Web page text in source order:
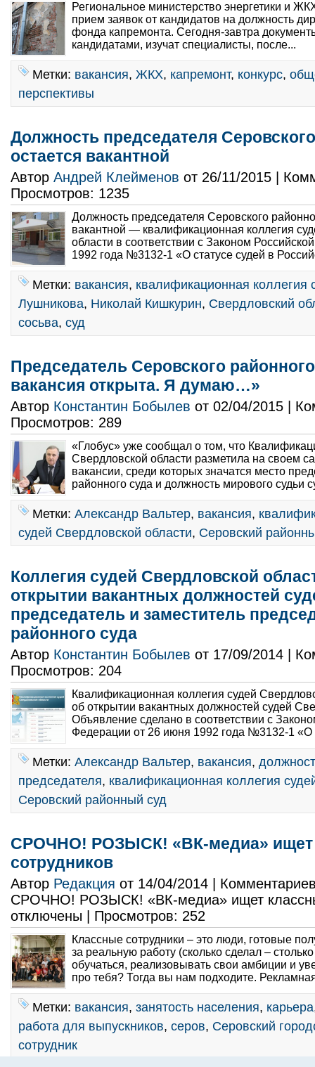
Региональное министерство энергетики и
прием заявок от кандидатов на должность
фонда капремонта. Сегодня-завтра
кандидатами, изучат специалисты, после...
Метки: вакансия, ЖКХ, капремонт, конкурс,
перспективы
Должность председателя
остается вакантной
Автор Андрей Клейменов от 26/11/2015 |
Просмотров: 1235
Должность председателя Серовского
вакантной — квалификационная коллегия
области в соответствии с Законом
1992 года №3132-1 «О статусе судей в
Метки: вакансия, квалификационная коллегия
Лушникова, Николай Кишкурин, Свердловский
сосьва, суд
Председатель Серовского
вакансия открыта. Я думаю…»
Автор Константин Бобылев от 02/04/2015 |
Просмотров: 289
«Глобус» уже сообщал о том, что
Свердловской области разметила на своем
вакансии, среди которых значатся место
районного суда и должность мирового судьи
Метки: Александр Вальтер, вакансия,
судей Свердловской области, Серовский
Коллегия судей Свердловской
открытии вакантных должностей
председатель и заместитель
районного суда
Автор Константин Бобылев от 17/09/2014 |
Просмотров: 204
Квалификационная коллегия судей
об открытии вакантных должностей судей
Объявление сделано в соответствии с
Федерации от 26 июня 1992 года №3132-1 «О
Метки: Александр Вальтер, вакансия,
председателя, квалификационная коллегия
Серовский районный суд
СРОЧНО! РОЗЫСК! «ВК-медиа» ищет
сотрудников
Автор Редакция от 14/04/2014 |
СРОЧНО! РОЗЫСК! «ВК-медиа» ищет
отключены | Просмотров: 252
Классные сотрудники – это люди, готовые
за реальную работу (сколько сделал –
обучаться, реализовывать свои амбиции и
про тебя? Тогда вы нам подходите.
Метки: вакансия, занятость населения, карьера
работа для выпускников, серов, Серовский
сотрудник